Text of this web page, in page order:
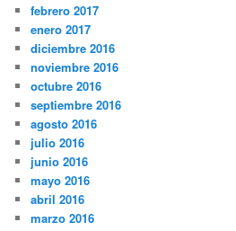
febrero 2017
enero 2017
diciembre 2016
noviembre 2016
octubre 2016
septiembre 2016
agosto 2016
julio 2016
junio 2016
mayo 2016
abril 2016
marzo 2016